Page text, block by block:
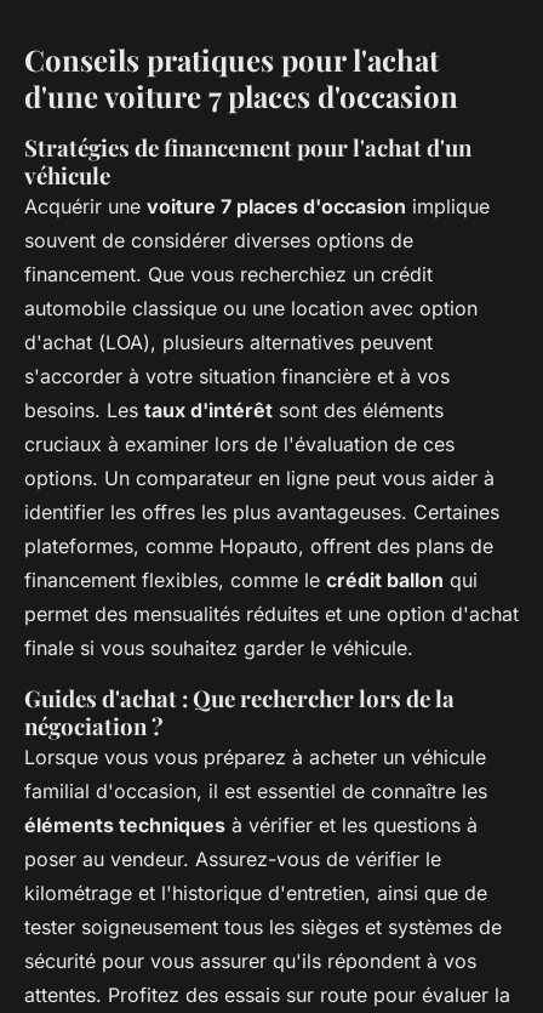
Conseils pratiques pour l'achat
d'une voiture 7 places d'occasion
Stratégies de financement pour l'achat d'un
véhicule
Acquérir une voiture 7 places d'occasion implique
souvent de considérer diverses options de
financement. Que vous recherchiez un crédit
automobile classique ou une location avec option
d'achat (LOA), plusieurs alternatives peuvent
s'accorder à votre situation financière et à vos
besoins. Les taux d'intérêt sont des éléments
cruciaux à examiner lors de l'évaluation de ces
options. Un comparateur en ligne peut vous aider à
identifier les offres les plus avantageuses. Certaines
plateformes, comme Hopauto, offrent des plans de
financement flexibles, comme le crédit ballon qui
permet des mensualités réduites et une option d'achat
finale si vous souhaitez garder le véhicule.
Guides d'achat : Que rechercher lors de la
négociation ?
Lorsque vous vous préparez à acheter un véhicule
familial d'occasion, il est essentiel de connaître les
éléments techniques à vérifier et les questions à
poser au vendeur. Assurez-vous de vérifier le
kilométrage et l'historique d'entretien, ainsi que de
tester soigneusement tous les sièges et systèmes de
sécurité pour vous assurer qu'ils répondent à vos
attentes. Profitez des essais sur route pour évaluer la